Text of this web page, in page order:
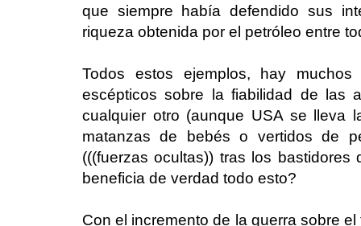
que siempre había defendido sus
riqueza obtenida por el petróleo entre
Todos estos ejemplos, hay
escépticos sobre la fiabilidad de las
cualquier otro (aunque USA se lleva
matanzas de bebés o vertidos de
(((fuerzas ocultas)) tras los
beneficia de verdad todo esto?
Con el incremento de la guerra sobre